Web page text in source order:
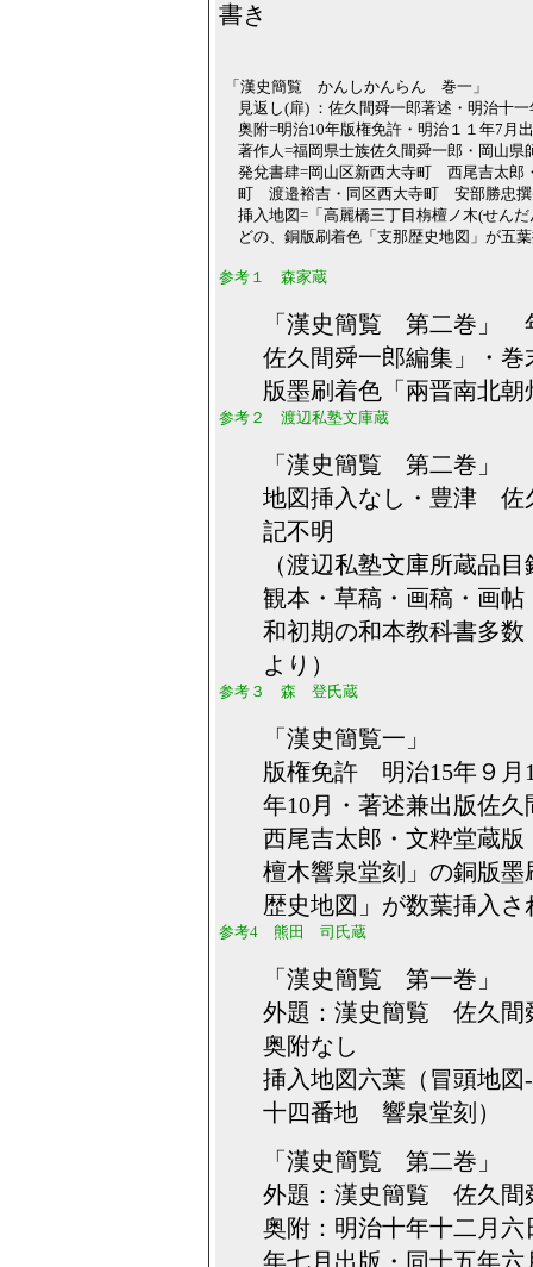
書き
「漢史簡覧 かんしかんらん 巻一」
見返し(扉) ：佐久間舜一郎著述・明治十
奥附=明治10年版権免許・明治１１年7月
著作人=福岡県士族佐久間舜一郎・岡山県
発兌書肆=岡山区新西大寺町 西尾吉太
町 渡邉裕吉・同区西大寺町 安部勝忠
挿入地図=「高麗橋三丁目栴檀ノ木(せん
どの、銅版刷着色「支那歴史地図」が五
参考１ 森家蔵
「漢史簡覧 第二巻」
佐久間舜一郎編集」
版墨刷着色「兩晋南北
参考２ 渡辺私塾文庫蔵
「漢史簡覧 第二巻」
地図挿入なし・豊津 佐
記不明
（渡辺私塾文庫所蔵品
観本・草稿・画稿・画
和初期の和本教科書多
より）
参考３ 森 登氏蔵
「漢史簡覧一」
版権免許 明治15年９
年10月・著述兼出版佐
西尾吉太郎・文粋堂蔵
檀木響泉堂刻」の銅版
歴史地図」が数葉挿入さ
参考4 熊田 司氏蔵
「漢史簡覧 第一巻」
外題：漢史簡覧 佐久
奥附なし
挿入地図六葉（冒頭地
十四番地 響泉堂刻）
「漢史簡覧 第二巻」
外題：漢史簡覧 佐久
奥附：明治十年十二月
年七月出版・同十五年